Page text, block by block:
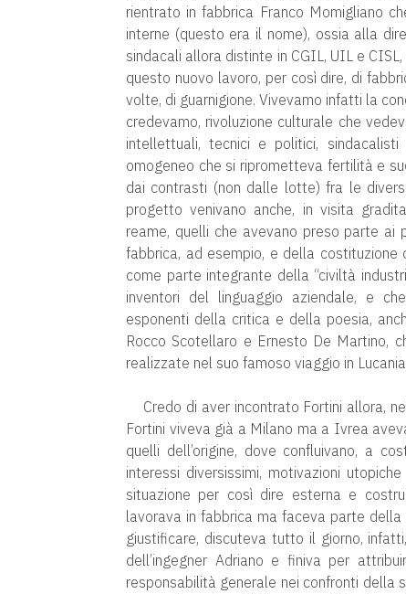
rientrato in fabbrica Franco Momigliano
interne (questo era il nome), ossia alla
sindacali allora distinte in CGIL, UIL e
questo nuovo lavoro, per così dire, di
volte, di guarnigione. Vivevamo infatti la
credevamo, rivoluzione culturale che
intellettuali, tecnici e politici,
omogeneo che si riprometteva fertilità e
dai contrasti (non dalle lotte) fra le
progetto venivano anche, in visita
reame, quelli che avevano preso parte
fabbrica, ad esempio, e della
come parte integrante della “civiltà
inventori del linguaggio aziendale, e
esponenti della critica e della poesia,
Rocco Scotellaro e Ernesto De Martino,
realizzate nel suo famoso viaggio in
Credo di aver incontrato Fortini allora,
Fortini viveva già a Milano ma a Ivrea
quelli dell’origine, dove confluivano, a
interessi diversissimi, motivazioni
situazione per così dire esterna e
lavorava in fabbrica ma faceva parte
giustificare, discuteva tutto il giorno,
dell’ingegner Adriano e finiva per
responsabilità generale nei confronti della